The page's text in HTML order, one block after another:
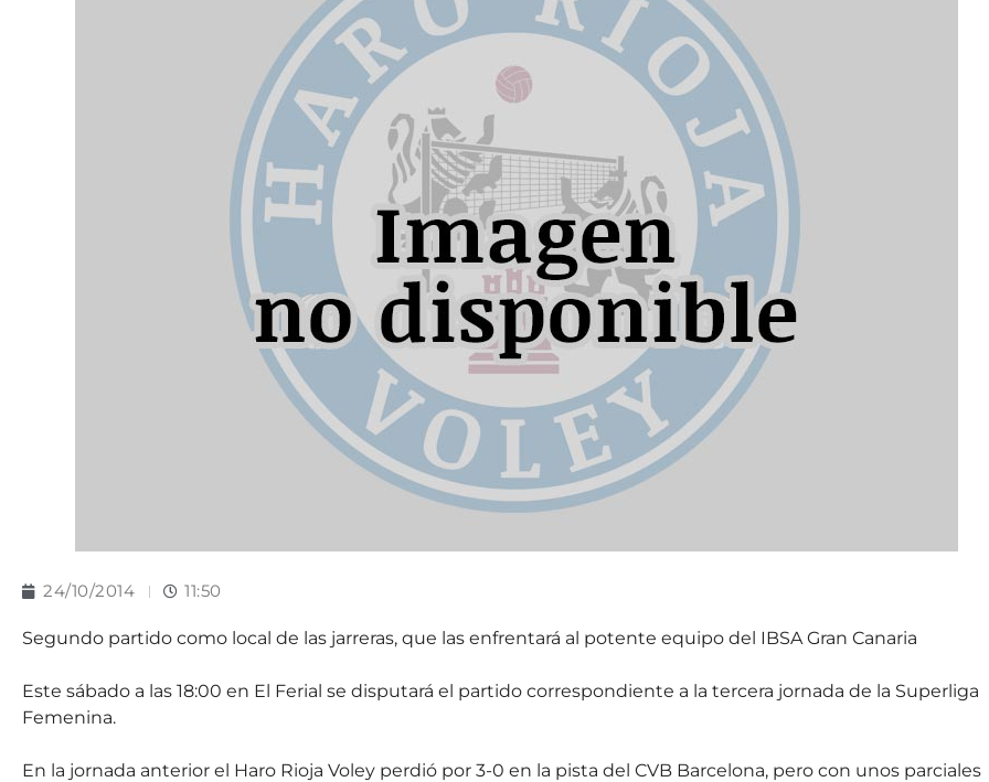
24/10/2014 11:50
Segundo partido como local de las jarreras, que las enfrentará al potente equipo del IBSA Gran Canaria
Este sábado a las 18:00 en El Ferial se disputará el partido correspondiente a la tercera jornada de la Superliga
Femenina.
En la jornada anterior el Haro Rioja Voley perdió por 3-0 en la pista del CVB Barcelona, pero con unos parciales